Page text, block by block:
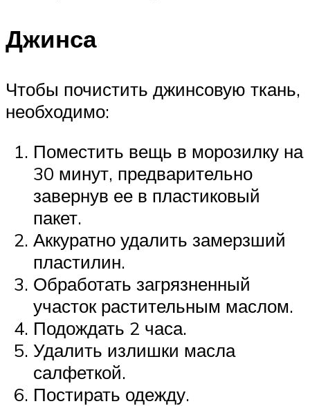
Джинса
Чтобы почистить джинсовую ткань,
необходимо:
Поместить вещь в морозилку на
30 минут, предварительно
завернув ее в пластиковый
пакет.
Аккуратно удалить замерзший
пластилин.
Обработать загрязненный
участок растительным маслом.
Подождать 2 часа.
Удалить излишки масла
салфеткой.
Постирать одежду.